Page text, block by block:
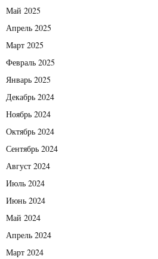
Май 2025
Апрель 2025
Март 2025
Февраль 2025
Январь 2025
Декабрь 2024
Ноябрь 2024
Октябрь 2024
Сентябрь 2024
Август 2024
Июль 2024
Июнь 2024
Май 2024
Апрель 2024
Март 2024